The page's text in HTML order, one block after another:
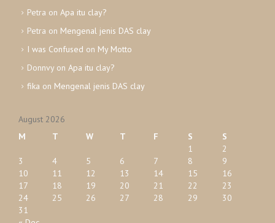
sPetra on Apa itu clay?
Petra on Mengenal jenis DAS clay
I was Confused on My Motto
Donnvy on Apa itu clay?
fika on Mengenal jenis DAS clay
August 2026
M
T W T F S S
1
2
3
4 5 6 7 8
9
10
11 12 13 14 15
16
17
18 19 20 21 22
23
24
25 26 27 28 29
30
31